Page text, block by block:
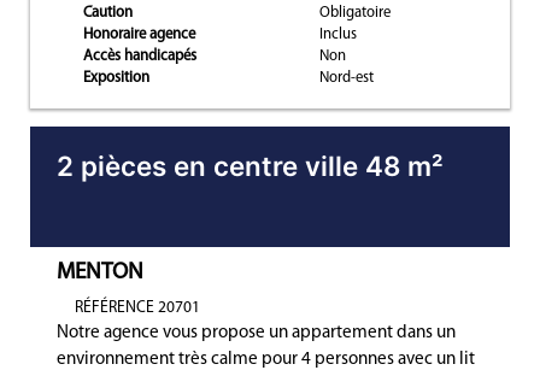
Caution
Obligatoire
Honoraire agence
Inclus
Accès handicapés
Non
Exposition
Nord-est
2 pièces en centre ville 48 m²
MENTON
RÉFÉRENCE 20701
Notre agence vous propose un appartement dans un
environnement très calme pour 4 personnes avec un lit